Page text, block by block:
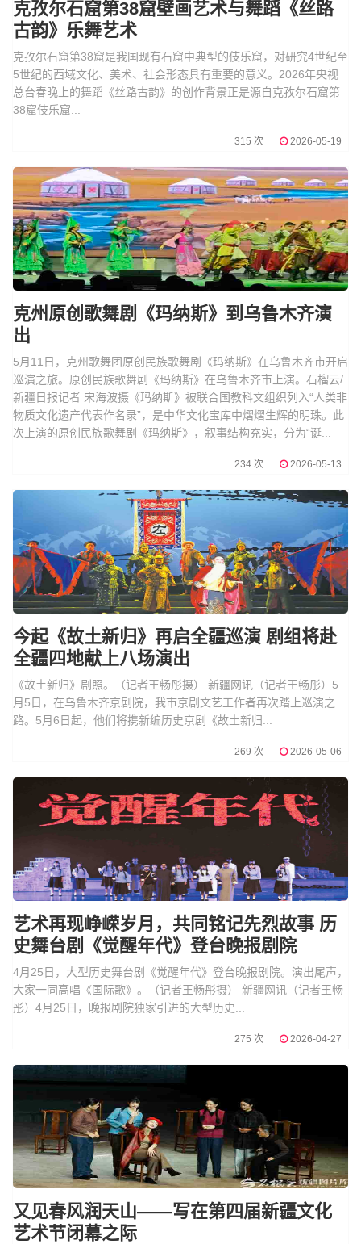
克孜尔石窟第38窟壁画艺术与舞蹈《丝路
古韵》乐舞艺术
克孜尔石窟第38窟是我国现有石窟中典型的伎乐窟，对研究4世纪至
5世纪的西域文化、美术、社会形态具有重要的意义。2026年央视
总台春晚上的舞蹈《丝路古韵》的创作背景正是源自克孜尔石窟第
38窟伎乐窟...
315 次 2026-05-19
克州原创歌舞剧《玛纳斯》到乌鲁木齐演
出
5月11日，克州歌舞团原创民族歌舞剧《玛纳斯》在乌鲁木齐市开启
巡演之旅。原创民族歌舞剧《玛纳斯》在乌鲁木齐市上演。石榴云/
新疆日报记者 宋海波摄《玛纳斯》被联合国教科文组织列入“人类非
物质文化遗产代表作名录”，是中华文化宝库中熠熠生辉的明珠。此
次上演的原创民族歌舞剧《玛纳斯》，叙事结构充实，分为“诞...
234 次 2026-05-13
今起《故土新归》再启全疆巡演 剧组将赴
全疆四地献上八场演出
《故土新归》剧照。（记者王畅彤摄） 新疆网讯（记者王畅彤）5
月5日，在乌鲁木齐京剧院，我市京剧文艺工作者再次踏上巡演之
路。5月6日起，他们将携新编历史京剧《故土新归...
269 次 2026-05-06
艺术再现峥嵘岁月，共同铭记先烈故事 历
史舞台剧《觉醒年代》登台晚报剧院
4月25日，大型历史舞台剧《觉醒年代》登台晚报剧院。演出尾声，
大家一同高唱《国际歌》。（记者王畅彤摄） 新疆网讯（记者王畅
彤）4月25日，晚报剧院独家引进的大型历史...
275 次 2026-04-27
又见春风润天山——写在第四届新疆文化
艺术节闭幕之际